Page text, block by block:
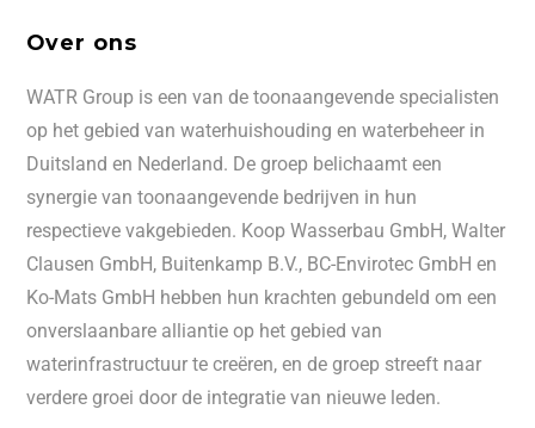
Over ons
WATR Group is een van de toonaangevende specialisten
op het gebied van waterhuishouding en waterbeheer in
Duitsland en Nederland. De groep belichaamt een
synergie van toonaangevende bedrijven in hun
respectieve vakgebieden. Koop Wasserbau GmbH, Walter
Clausen GmbH, Buitenkamp B.V., BC-Envirotec GmbH en
Ko-Mats GmbH hebben hun krachten gebundeld om een
onverslaanbare alliantie op het gebied van
waterinfrastructuur te creëren, en de groep streeft naar
verdere groei door de integratie van nieuwe leden.